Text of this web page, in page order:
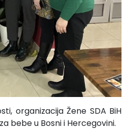
organizacija Žene SDA BiH
bebe u Bosni i Hercegovini.